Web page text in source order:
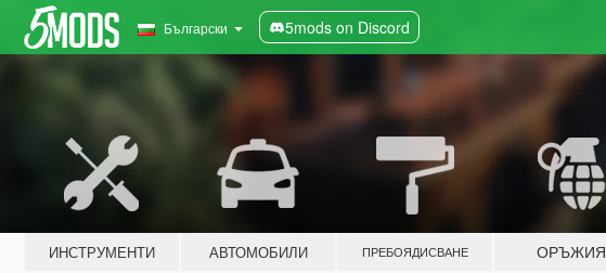
Български 5mods on Discord
ИНСТРУМЕНТИ АВТОМОБИЛИ ПРЕБОЯДИСВАНЕ ОРЪЖИЯ